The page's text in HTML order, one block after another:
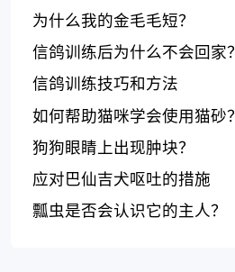
为什么我的金毛毛短？
信鸽训练后为什么不会回家？
信鸽训练技巧和方法
如何帮助猫咪学会使用猫砂？
狗狗眼睛上出现肿块？
应对巴仙吉犬呕吐的措施
瓢虫是否会认识它的主人？